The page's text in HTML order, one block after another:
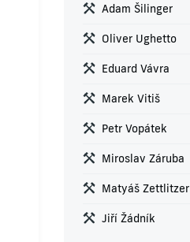
Adam Šilinger
Oliver Ughetto
Eduard Vávra
Marek Vitiš
Petr Vopátek
Miroslav Záruba
Matyáš Zettlitzer
Jiří Žádník